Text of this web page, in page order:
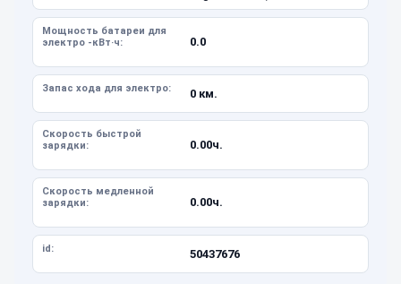
Мощность батареи для
электро -кВт·ч:
0.0
Запас хода для электро: 0 км.
Скорость быстрой
зарядки:
0.00ч.
Скорость медленной
зарядки:
0.00ч.
id: 50437676